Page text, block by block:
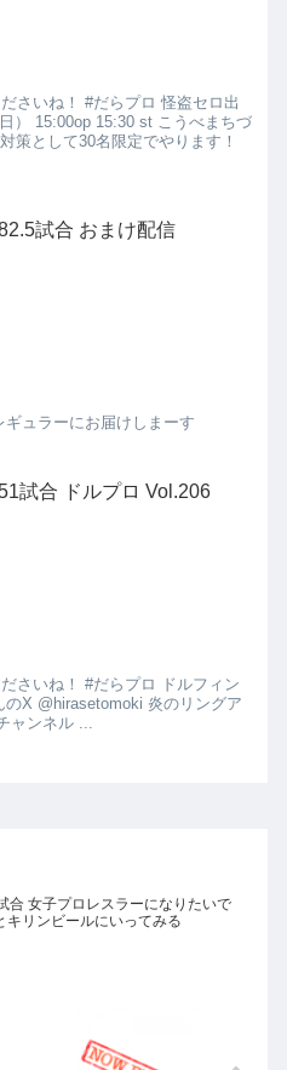
さいね！ #だらプロ 怪盗セロ出
15:00op 15:30 st こうべまちづ
として30名限定でやります！
試合 おまけ配信
ュラーにお届けしまーす
試合 ドルプロ Vol.206
さいね！ #だらプロ ドルフィン
X @hirasetomoki 炎のリングア
ャンネル ...
合 女子プロレスラーになりたいで
キリンビールにいってみる